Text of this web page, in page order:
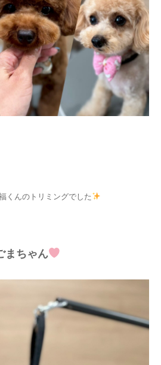
くんのトリミングでした
まちゃん